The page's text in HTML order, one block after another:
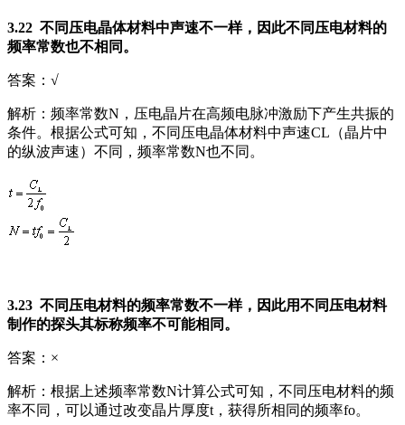
3.22 不同压电晶体材料中声速不一样，因此不同压电材料的
频率常数也不相同。
答案：√
解析：频率常数N，压电晶片在高频电脉冲激励下产生共振的
条件。根据公式可知，不同压电晶体材料中声速CL（晶片中
的纵波声速）不同，频率常数N也不同。
3.23 不同压电材料的频率常数不一样，因此用不同压电材料
制作的探头其标称频率不可能相同。
答案：×
解析：根据上述频率常数N计算公式可知，不同压电材料的频
率不同，可以通过改变晶片厚度t，获得所相同的频率fo。